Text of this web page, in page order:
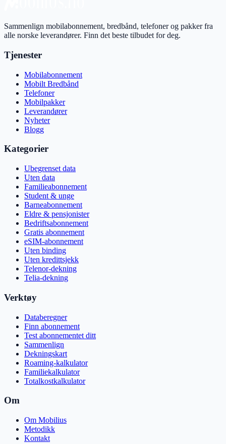
Sammenlign mobilabonnement, bredbånd, telefoner og pakker fra
alle norske leverandører. Finn det beste tilbudet for deg.
Tjenester
Mobilabonnement
Mobilt Bredbånd
Telefoner
Mobilpakker
Leverandører
Nyheter
Blogg
Kategorier
Ubegrenset data
Uten data
Familieabonnement
Student & unge
Barneabonnement
Eldre & pensjonister
Bedriftsabonnement
Gratis abonnement
eSIM-abonnement
Uten binding
Uten kredittsjekk
Telenor-dekning
Telia-dekning
Verktøy
Databeregner
Finn abonnement
Test abonnementet ditt
Sammenlign
Dekningskart
Roaming-kalkulator
Familiekalkulator
Totalkostkalkulator
Om
Om Mobilius
Metodikk
Kontakt